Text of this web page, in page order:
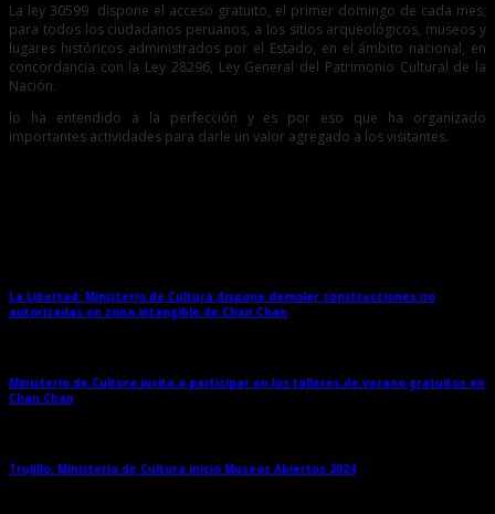
La ley 30599 dispone el acceso gratuito, el primer domingo de cada mes,
para todos los ciudadanos peruanos, a los sitios arqueológicos, museos y
lugares históricos administrados por el Estado, en el ámbito nacional, en
concordancia con la Ley 28296, Ley General del Patrimonio Cultural de la
Nación.
lo ha entendido a la perfección y es por eso que ha organizado
importantes actividades para darle un valor agregado a los visitantes.
La Libertad: Ministerio de Cultura dispone demoler construcciones no
autorizadas en zona intangible de Chan Chan
Ministerio de Cultura invita a participar en los talleres de verano gratuitos en
Chan Chan
Trujillo: Ministerio de Cultura inició Museos Abiertos 2024